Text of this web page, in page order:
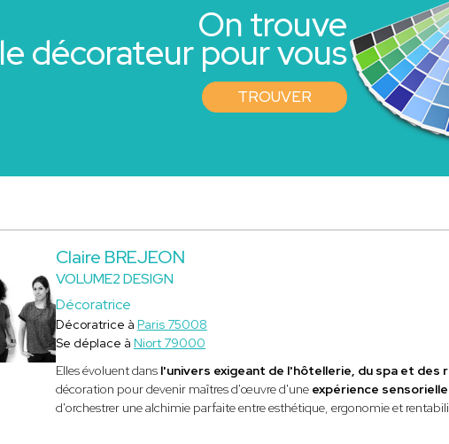
On trouve
le décorateur pour vous
TROUVER
Claire BREJEON
VOLUME2 DESIGN
Décoratrice
Décoratrice à Paris 75008
Se déplace à Niort 79000
Elles évoluent dansl'univers exigeant de l'hôtellerie, du spa et des
décoration pour devenir maîtres d'œuvre d'une expérience
d'orchestrer une alchimie parfaite entre esthétique, ergonomie et